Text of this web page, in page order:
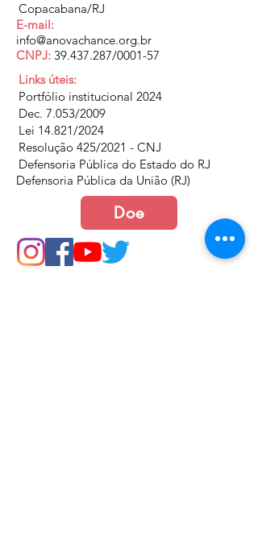
Copacabana/RJ
E-mail:
info@anovachance.org.br
CNPJ: 39.437.287/0001-57
Links úteis:
Portfólio institucional 2024
Dec. 7.053/2009
Lei 14.821/2024
Resolução 425/2021 - CNJ
Defensoria Pública do Estado do RJ
Defensoria Pública da União (RJ)
Doe